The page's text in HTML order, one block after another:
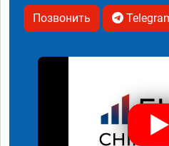
Позвонить